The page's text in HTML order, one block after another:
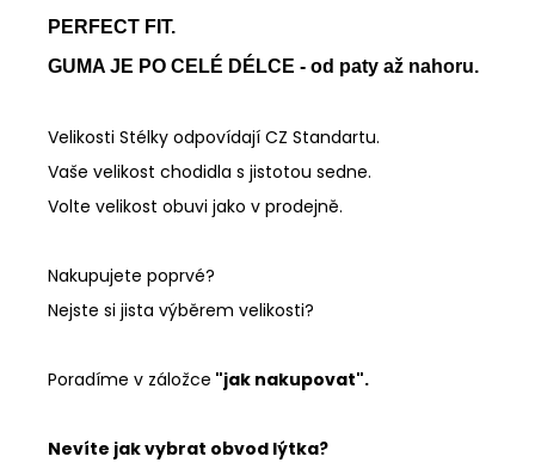
PERFECT FIT.
GUMA JE PO CELÉ DÉLCE - od paty až nahoru.
Velikosti Stélky odpovídají CZ Standartu.
Vaše velikost chodidla s jistotou sedne.
Volte velikost obuvi jako v prodejně.
Nakupujete poprvé?
Nejste si jista výběrem velikosti?
Poradíme v záložce "jak nakupovat".
Nevíte jak vybrat obvod lýtka?